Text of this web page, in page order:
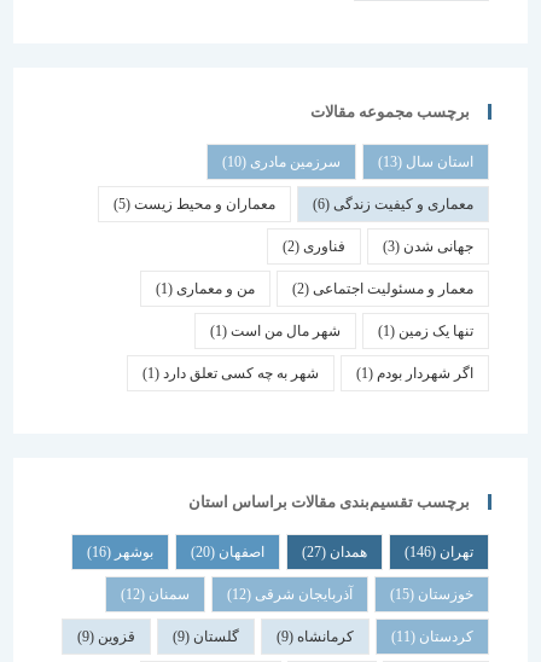
برچسب مجموعه مقالات
استان سال(13) سرزمین مادری(10)
معماری و کیفیت زندگی(6) معماران و محیط زیست(5)
جهانی شدن(3) فناوری (2)
معمار و مسئولیت اجتماعی (2) من و معماری (1)
تنها یک زمین(1) شهر مال من است(1)
اگر شهردار بودم (1) شهر به چه کسی تعلق دارد(1)
برچسب تقسیم‌بندی مقالات براساس استان
همدان اصفهان (20) بوشهر
خوزستان(15) آذربایجان شرقی(12) سمنان (12)
کردستان(11) کرمانشاه(9) گلستان (9) قزوین